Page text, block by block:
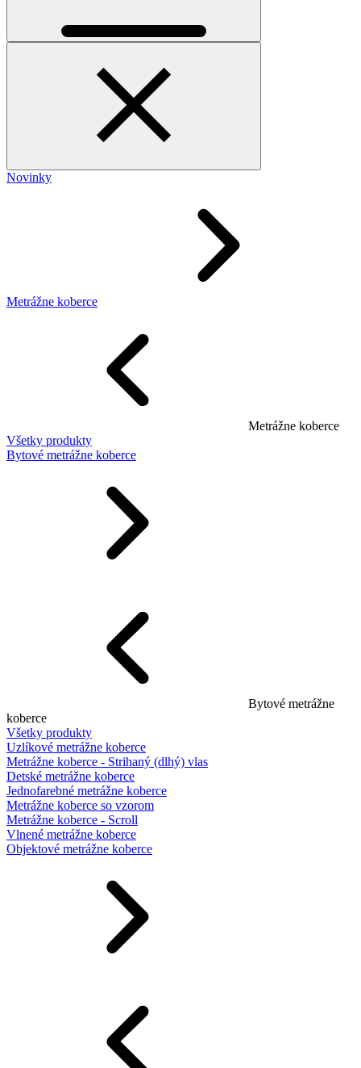
Novinky
Metrážne koberce
Metrážne koberce
Všetky produkty
Bytové metrážne koberce
Bytové metrážne
koberce
Všetky produkty
Uzlíkové metrážne koberce
Metrážne koberce - Strihaný (dlhý) vlas
Detské metrážne koberce
Jednofarebné metrážne koberce
Metrážne koberce so vzorom
Metrážne koberce - Scroll
Vlnené metrážne koberce
Objektové metrážne koberce